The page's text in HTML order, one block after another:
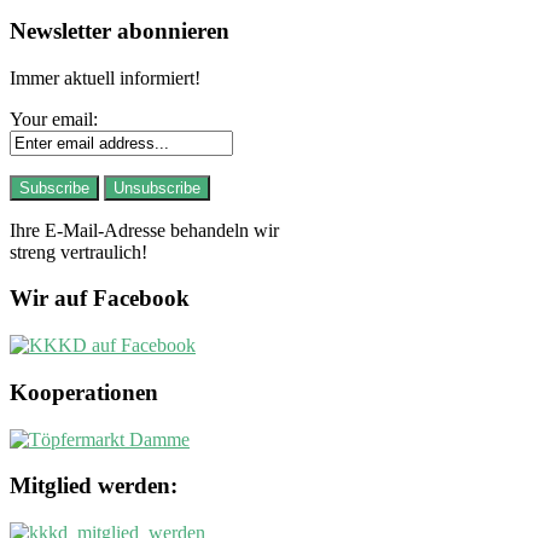
Newsletter abonnieren
Immer aktuell informiert!
Your email:
Ihre E-Mail-Adresse behandeln wir
streng vertraulich!
Wir auf Facebook
Kooperationen
Mitglied werden: